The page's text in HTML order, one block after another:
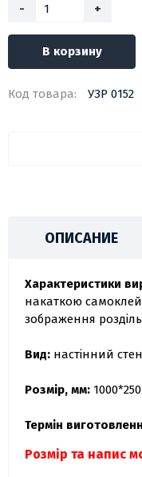
-
+
В корзину
Код товара: УЗР 0152
ОПИСАНИЕ
Характеристики
накаткою
зображення
Вид: настінний
Розмір, мм: 1000*250
Термін
Розмір та напис